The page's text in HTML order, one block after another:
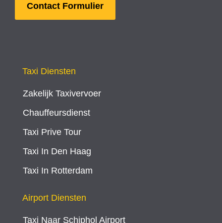
Contact Formulier
Taxi Diensten
Zakelijk Taxivervoer
Chauffeursdienst
Taxi Prive Tour
Taxi In Den Haag
Taxi In Rotterdam
Airport Diensten
Taxi Naar Schiphol Airport